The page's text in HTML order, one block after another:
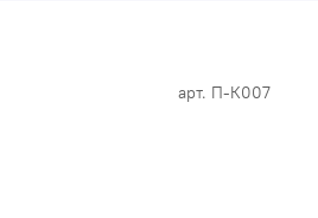
арт. П-К007